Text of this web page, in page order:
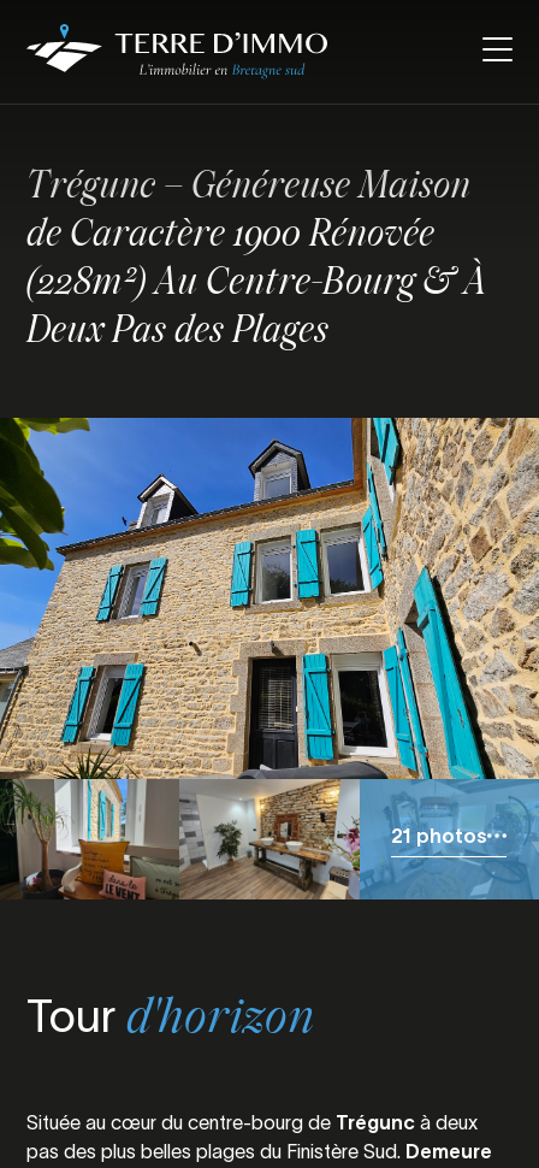
Trégunc – Généreuse Maison
de Caractère 1900 Rénovée
(228m²) Au Centre-Bourg & À
Deux Pas des Plages
21 photos
Tourd'horizon
Située au cœur du centre-bourg de Trégunc à deux
pas des plus belles plages du Finistère Sud. Demeure